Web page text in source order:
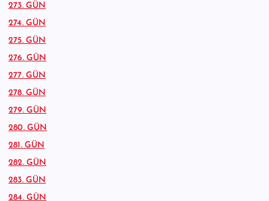
273. GÜN
274. GÜN
275. GÜN
276. GÜN
277. GÜN
278. GÜN
279. GÜN
280. GÜN
281. GÜN
282. GÜN
283. GÜN
284. GÜN